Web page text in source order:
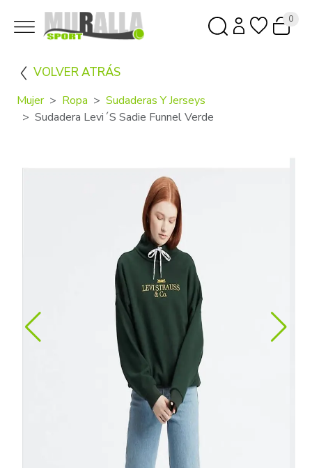
0
VOLVER ATRÁS
Mujer Ropa
Sudaderas Y Jerseys
Sudadera Levi´s Sadie Funnel Verde